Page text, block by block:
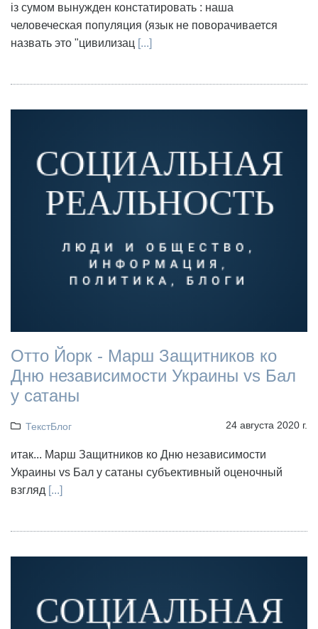
із сумом вынужден констатировать : наша
человеческая популяция (язык не поворачивается
назвать это "цивилизац [...]
Отто Йорк - Марш Защитников ко
Дню независимости Украины vs Бал
у сатаны
ТекстБлог 24 августа 2020 г.
итак... Марш Защитников ко Дню независимости
Украины vs Бал у сатаны субъективный оценочный
взгляд [...]